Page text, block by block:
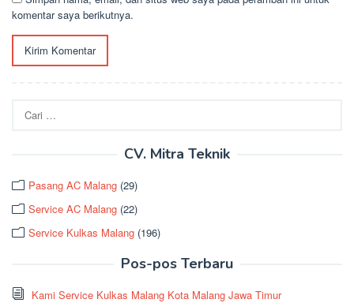
komentar saya berikutnya.
untuk:
CV. Mitra Teknik
Pasang AC Malang (29)
Service AC Malang (22)
Service Kulkas Malang (196)
Pos-pos Terbaru
Kami Service Kulkas Malang Kota Malang Jawa Timur